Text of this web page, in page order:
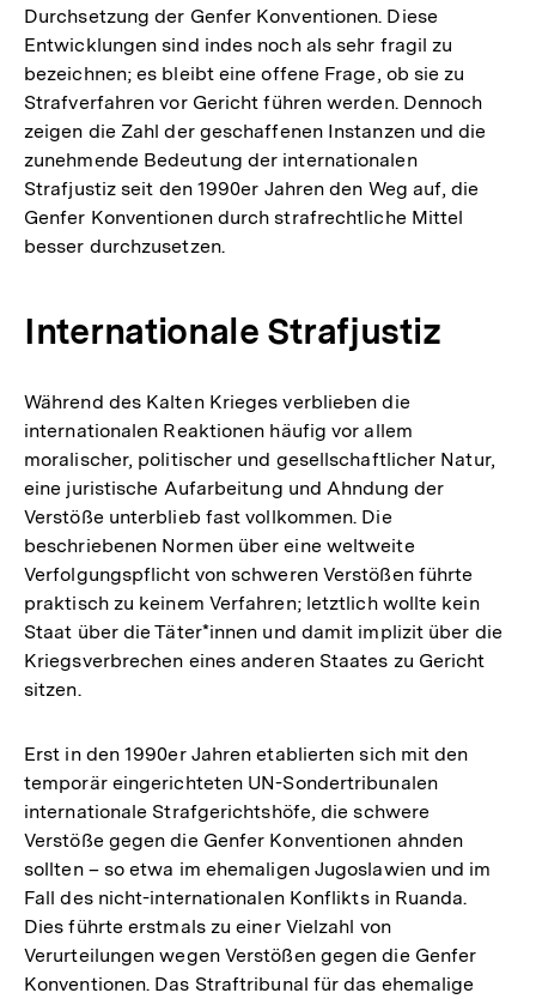
Durchsetzung der Genfer Konventionen. Diese
Entwicklungen sind indes noch als sehr fragil zu
bezeichnen; es bleibt eine offene Frage, ob sie zu
Strafverfahren vor Gericht führen werden. Dennoch
zeigen die Zahl der geschaffenen Instanzen und die
zunehmende Bedeutung der internationalen
Strafjustiz seit den 1990er Jahren den Weg auf, die
Genfer Konventionen durch strafrechtliche Mittel
besser durchzusetzen.
Internationale Strafjustiz
Während des Kalten Krieges verblieben die
internationalen Reaktionen häufig vor allem
moralischer, politischer und gesellschaftlicher Natur,
eine juristische Aufarbeitung und Ahndung der
Verstöße unterblieb fast vollkommen. Die
beschriebenen Normen über eine weltweite
Verfolgungspflicht von schweren Verstößen führte
praktisch zu keinem Verfahren; letztlich wollte kein
Staat über die Täter*innen und damit implizit über die
Kriegsverbrechen eines anderen Staates zu Gericht
sitzen.
Erst in den 1990er Jahren etablierten sich mit den
temporär eingerichteten UN-Sondertribunalen
internationale Strafgerichtshöfe, die schwere
Verstöße gegen die Genfer Konventionen ahnden
sollten – so etwa im ehemaligen Jugoslawien und im
Fall des nicht-internationalen Konflikts in Ruanda.
Dies führte erstmals zu einer Vielzahl von
Verurteilungen wegen Verstößen gegen die Genfer
Konventionen. Das Straftribunal für das ehemalige